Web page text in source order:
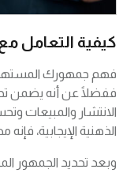
كيفية التعامل
فهم جمهورك
ففضلًا عن أنه يضمن
الانتشار والمبيعات
الذهنية الإيجابية،
وبعد تحديد الجمهور